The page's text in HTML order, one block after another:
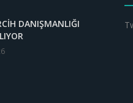
DANIŞMANLIĞI